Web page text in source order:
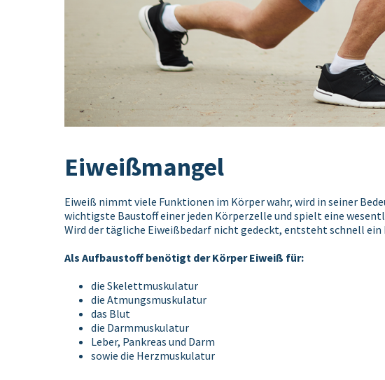
Eiweißmangel
Eiweiß nimmt viele Funktionen im Körper wahr, wird in seiner
wichtigste Baustoff einer jeden Körperzelle und spielt eine
Wird der tägliche Eiweißbedarf nicht gedeckt, entsteht schnell ein
Als Aufbaustoff benötigt der Körper Eiweiß für:
die Skelettmuskulatur
die Atmungsmuskulatur
das Blut
die Darmmuskulatur
Leber, Pankreas und Darm
sowie die Herzmuskulatur